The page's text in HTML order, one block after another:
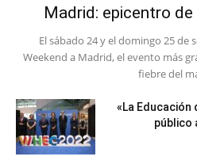
Madrid: epicentro
El sábado 24 y el domingo 25 de
Weekend a Madrid, el evento más
fiebre del
«La Educación
público